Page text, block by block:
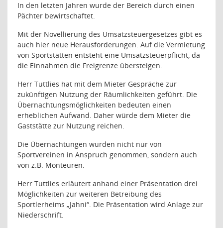
In den letzten Jahren wurde der Bereich durch einen
Pächter bewirtschaftet.
Mit der Novellierung des Umsatzsteuergesetzes gibt es
auch hier neue Herausforderungen. Auf die Vermietung
von Sportstätten entsteht eine Umsatzsteuerpflicht, da
die Einnahmen die Freigrenze übersteigen.
Herr Tuttlies hat mit dem Mieter Gespräche zur
zukünftigen Nutzung der Räumlichkeiten geführt. Die
Übernachtungsmöglichkeiten bedeuten einen
erheblichen Aufwand. Daher würde dem Mieter die
Gaststätte zur Nutzung reichen.
Die Übernachtungen wurden nicht nur von
Sportvereinen in Anspruch genommen, sondern auch
von z.B. Monteuren.
Herr Tuttlies erläutert anhand einer Präsentation drei
Möglichkeiten zur weiteren Betreibung des
Sportlerheims „Jahni“. Die Präsentation wird Anlage zur
Niederschrift.